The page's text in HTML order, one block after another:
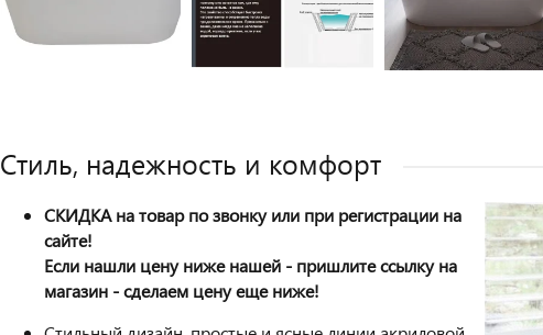
Cтиль, надежность и комфорт
СКИДКА на товар по звонку или при регистрации на
сайте!
Если нашли цену ниже нашей - пришлите ссылку на
магазин - сделаем цену еще ниже!